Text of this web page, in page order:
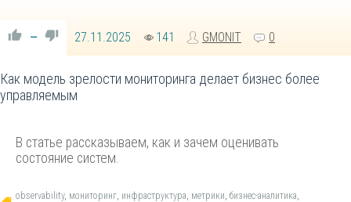
— 27.11.2025 141 GMONIT 0
Как модель зрелости мониторинга делает бизнес более
управляемым
В статье рассказываем, как и зачем оценивать
состояние систем.
observability, мониторинг, инфраструктура, метрики, бизнес-аналитика,